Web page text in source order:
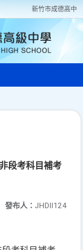
新竹巿成德高中
段考科目補考
發布人： JHDII124